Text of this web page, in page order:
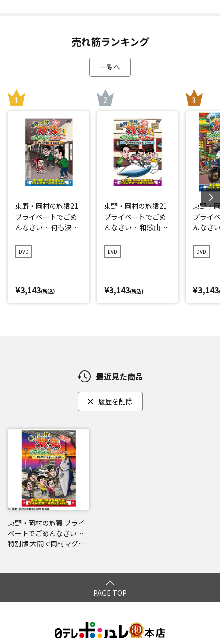
売れ筋ランキング
一覧へ
東野・岡村の旅猿21
プライベートでごめ
んなさい… 何も決め
ミアム完全版
DVD
¥3,143(税込)
東野・岡村の旅猿21
プライベートでごめ
んなさい… 和歌山県
ョーへの旅 プレミア
ム完全版
DVD
¥3,143(税込)
東野・
プライ
んなさ
編 プレ
DVD
¥3,143
最近見た商品
履歴を削除
東野・岡村の旅猿 プライ
ベートでごめんなさい…
特別版 大間で岡村マグロ
PAGE TOP